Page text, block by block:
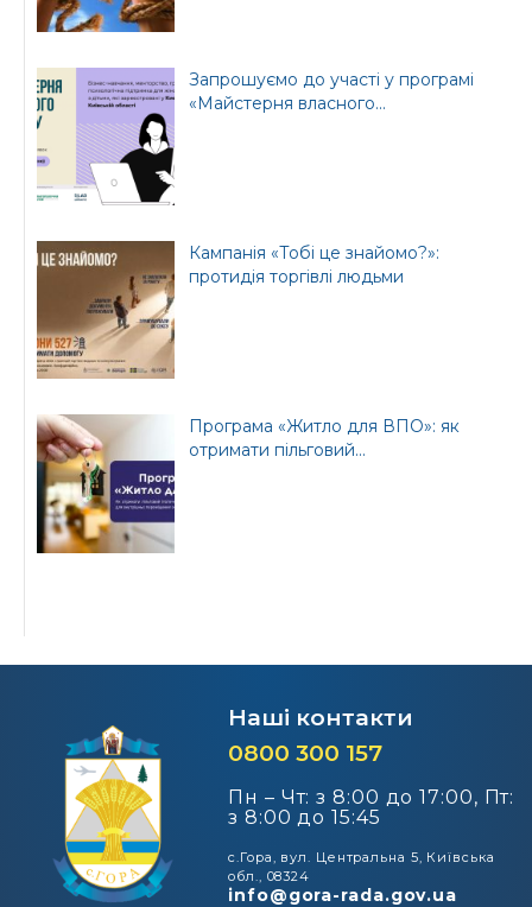
Запрошуємо до участі у програмі
«Майстерня власного...
Кампанія «Тобі це знайомо?»:
протидія торгівлі людьми
Програма «Житло для ВПО»: як
отримати пільговий...
Наші контакти
0800 300 157
Пн – Чт: з 8:00 до 17:00, Пт:
з 8:00 до 15:45
с.Гора, вул. Центральна 5, Київська
обл., 08324
info@gora-rada.gov.ua